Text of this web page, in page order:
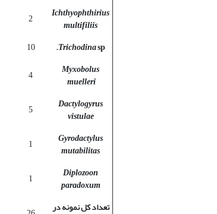
Ichthyophthirius
multifiliis
2
Trichodinasp.
10
Myxobolus
muelleri
4
Dactylogyrus
vistulae
5
Gyrodactylus
mutabilitas
1
Diplozoon
paradoxum
1
تعداد کل نمونه در